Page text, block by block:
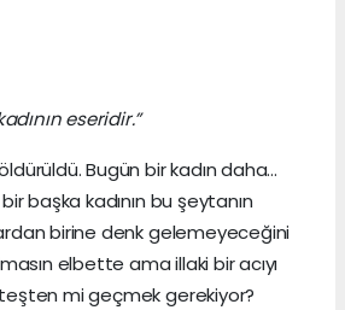
eseridir.”
Bugün bir kadın daha…
başka kadının bu şeytanın
birine denk gelemeyeceğini
elbette ama illaki bir acıyı
mi geçmek gerekiyor?